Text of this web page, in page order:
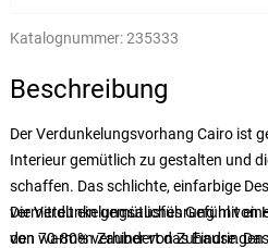
Katalognummer:235333
Beschreibung
Der Verdunkelungsvorhang Cairo ist
Interieur gemütlich zu gestalten und
schaffen. Das schlichte, einfarbige
vermittelt ein gemütliches Gefühl von
den warmen Zauber von Zuhause.
Die Verdunkelungsausführung mit
von 70-80% verhindert das